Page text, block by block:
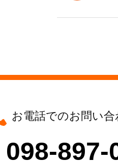
お電話でのお問い合
098-897-